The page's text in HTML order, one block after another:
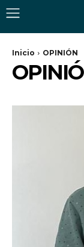
Inicio OPINIÓN